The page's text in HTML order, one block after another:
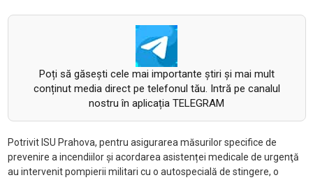
Poți să găsești cele mai importante știri și mai mult
conținut media direct pe telefonul tău. Intră pe canalul
nostru în aplicația TELEGRAM
Potrivit ISU Prahova, pentru asigurarea măsurilor specifice de
prevenire a incendiilor și acordarea asistenței medicale de urgenţă
au intervenit pompierii militari cu o autospecială de stingere, o